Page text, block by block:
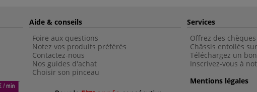
Aide & conseils
Foire aux questions
Notez vos produits préférés
Contactez-nous
Nos guides d'achat
Choisir son pinceau
Services
Offrez des
Châssis entoilés
Téléchargez un
Inscrivez-vous à
Mentions légales